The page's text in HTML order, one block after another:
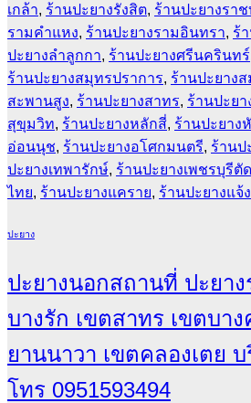
เกล้า, ร้านปะยางรังสิต, ร้านปะยางราช
รามคำแหง, ร้านปะยางรามอินทรา, ร้
ปะยางลำลูกกา, ร้านปะยางศรีนครินทร์
ร้านปะยางสมุทรปราการ, ร้านปะยาง
สะพานสูง, ร้านปะยางสาทร, ร้านปะยา
สุขุมวิท, ร้านปะยางหลักสี่, ร้านปะยาง
อ่อนนุช, ร้านปะยางอโศกมนตรี, ร้านป
ปะยางเทพารักษ์, ร้านปะยางเพชรบุรีตั
ไทย, ร้านปะยางแคราย, ร้านปะยางแจ้
ปะยาง
ปะยางนอกสถานที่ ปะยา
บางรัก เขตสาทร เขตบา
ยานนาวา เขตคลองเตย
โทร 0951593494